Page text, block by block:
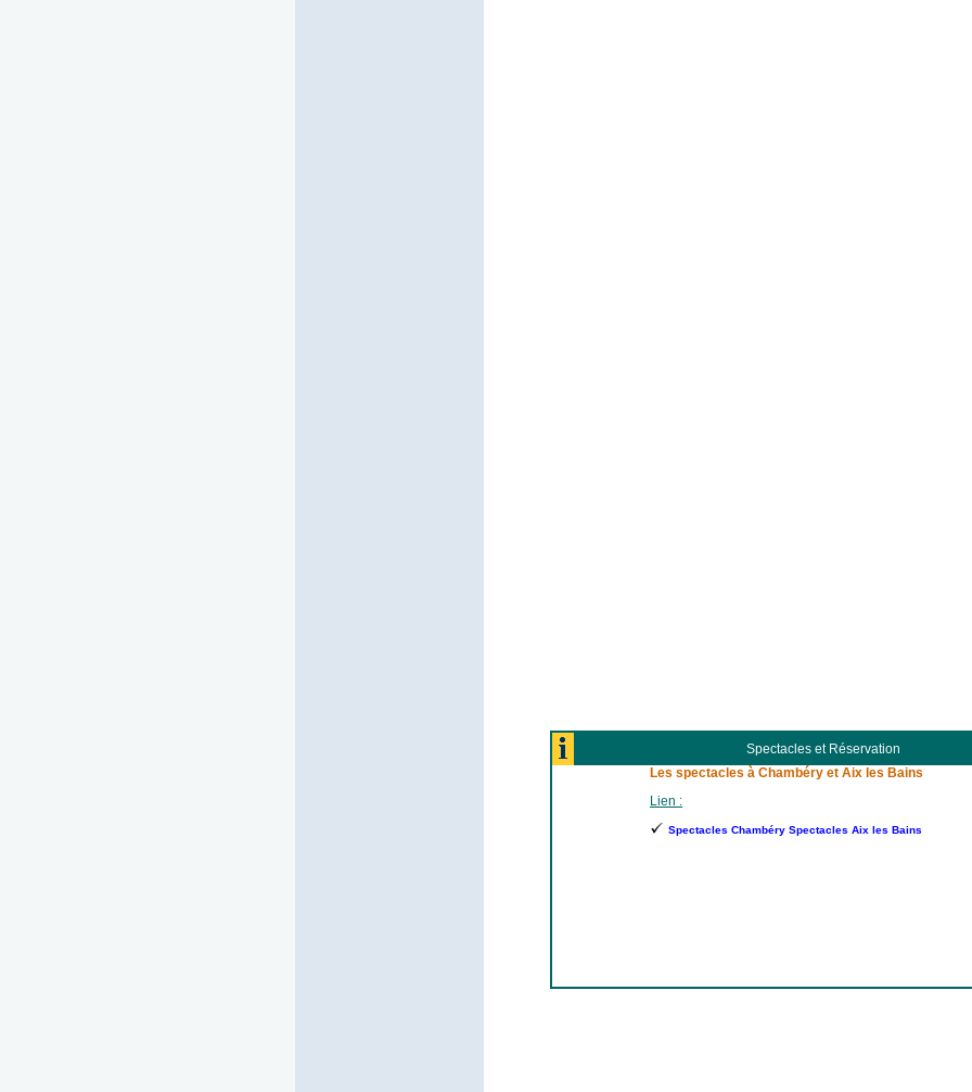
Spectacles et Réservation
Les spectacles à Chambéry et Aix les Bains
Lien :
Spectacles Chambéry Spectacles Aix les Bains